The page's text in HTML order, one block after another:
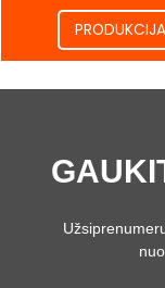
PRODUKCIJA